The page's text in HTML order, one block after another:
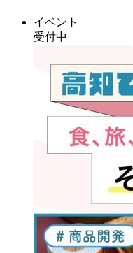
イベント
受付中